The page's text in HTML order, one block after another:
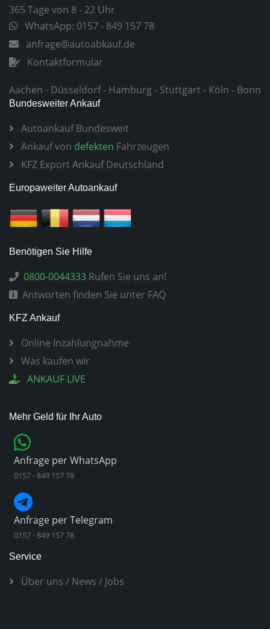
365 Tage von 8 - 22 Uhr
WhatsApp: 0157 - 849 157 78
anfrage@autoabkauf.de
Kontaktformular
Aachen - Düsseldorf- Hamburg- Stuttgart - Köln - Bonn
Bundesweiter Ankauf
Autoankauf Bundesweit
Ankauf von defekten Fahrzeugen
KFZ Export Ankauf Deutschland
Europaweiter Autoankauf
Benötigen Sie Hilfe
0800-0044333 Rufen Sie uns an!
Antworten finden Sie unter FAQ
KFZ Ankauf
Online Inzahlungnahme
Was kaufen wir
ANKAUF LIVE
Mehr Geld für Ihr Auto
Anfrage per WhatsApp
0157 - 849 157 78
Anfrage per Telegram
0157 - 849 157 78
Service
Über uns / News / Jobs